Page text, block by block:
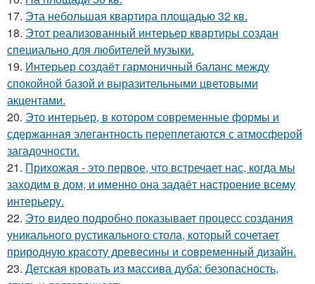
17. Эта небольшая квартира площадью 32 кв.
18. Этот реализованный интерьер квартиры создан
специально для любителей музыки.
19. Интерьер создаёт гармоничный баланс между
спокойной базой и выразительными цветовыми
акцентами.
20. Это интерьер, в котором современные формы и
сдержанная элегантность переплетаются с атмосферой
загадочности.
21. Прихожая - это первое, что встречает нас, когда мы
заходим в дом, и именно она задаёт настроение всему
интерьеру.
22. Это видео подробно показывает процесс создания
уникального рустикального стола, который сочетает
природную красоту древесины и современный дизайн.
23. Детская кровать из массива дуба: безопасность,